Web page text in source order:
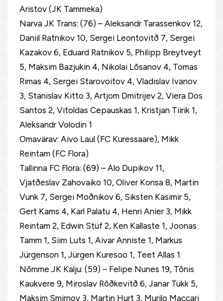
Aristov (JK Tammeka)
Narva JK Trans: (76) – Aleksandr Tarassenkov 12,
Daniil Ratnikov 10, Sergei Leontovitð 7, Sergei
Kazakov 6, Eduard Ratnikov 5, Philipp Breytveyt
5, Maksim Bazjukin 4, Nikolai Lõsanov 4, Tomas
Rimas 4, Sergei Starovoitov 4, Vladislav Ivanov
3, Stanislav Kitto 3, Artjom Dmitrijev 2, Viera Dos
Santos 2, Vitoldas Cepauskas 1, Kristjan Tiirik 1,
Aleksandr Volodin 1
Omavärav: Aivo Laul (FC Kuressaare), Mikk
Reintam (FC Flora)
Tallinna FC Flora: (69) – Alo Dupikov 11,
Vjatðeslav Zahovaiko 10, Oliver Konsa 8, Martin
Vunk 7, Sergei Moðnikov 6, Siksten Kasimir 5,
Gert Kams 4, Karl Palatu 4, Henri Anier 3, Mikk
Reintam 2, Edwin Stüf 2, Ken Kallaste 1, Joonas
Tamm 1, Siim Luts 1, Aivar Anniste 1, Markus
Jürgenson 1, Jürgen Kuresoo 1, Teet Allas 1
Nõmme JK Kalju: (59) – Felipe Nunes 19, Tõnis
Kaukvere 9, Miroslav Rõðkevitð 6, Janar Tükk 5,
Maksim Smirnov 3, Martin Hurt 3, Murilo Maccari